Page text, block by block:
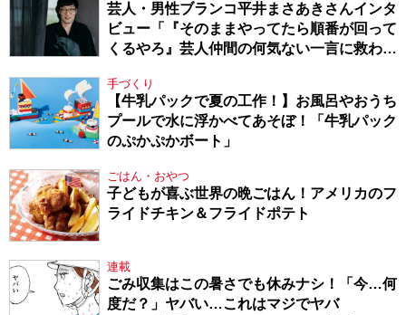
芸人・男性ブランコ平井まさあきさんインタ
ビュー「『そのままやってたら順番が回って
くるやろ』芸人仲間の何気ない一言に救われ
手づくり
【牛乳パックで夏の工作！】お風呂やおうち
プールで水に浮かべてあそぼ！「牛乳パック
のぷかぷかボート」
ごはん・おやつ
子どもが喜ぶ世界の晩ごはん！アメリカのフ
ライドチキン＆フライドポテト
連載
ごみ収集はこの暑さでも休みナシ！「今…何
度だ？」ヤバい…これはマジでヤバ